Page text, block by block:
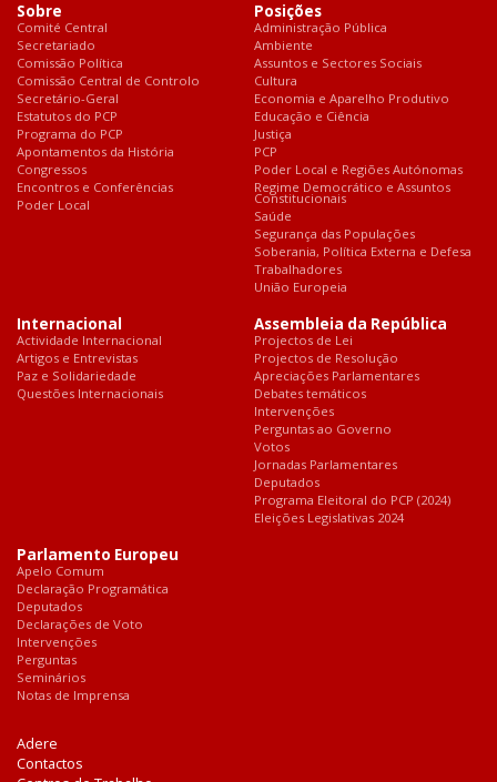
Sobre
Comité Central
Secretariado
Comissão Política
Comissão Central de Controlo
Secretário-Geral
Estatutos do PCP
Programa do PCP
Apontamentos da História
Congressos
Encontros e Conferências
Poder Local
Posições
Administração Pública
Ambiente
Assuntos e Sectores Sociais
Cultura
Economia e Aparelho Produtivo
Educação e Ciência
Justiça
PCP
Poder Local e Regiões Autónomas
Regime Democrático e Assuntos
Constitucionais
Saúde
Segurança das Populações
Soberania, Política Externa e Defesa
Trabalhadores
União Europeia
Internacional
Actividade Internacional
Artigos e Entrevistas
Paz e Solidariedade
Questões Internacionais
Assembleia da República
Projectos de Lei
Projectos de Resolução
Apreciações Parlamentares
Debates temáticos
Intervenções
Perguntas ao Governo
Votos
Jornadas Parlamentares
Deputados
Programa Eleitoral do PCP (2024)
Eleições Legislativas 2024
Parlamento Europeu
Apelo Comum
Declaração Programática
Deputados
Declarações de Voto
Intervenções
Perguntas
Seminários
Notas de Imprensa
Adere
Contactos